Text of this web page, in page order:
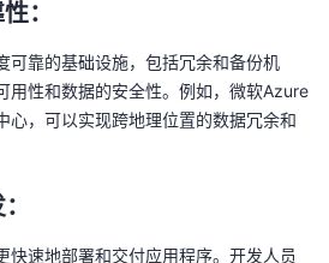
：
可靠的基础设施，包括冗余和备份机
用性和数据的安全性。例如，微软Azure
心，可以实现跨地理位置的数据冗余和
快速地部署和交付应用程序。开发人员